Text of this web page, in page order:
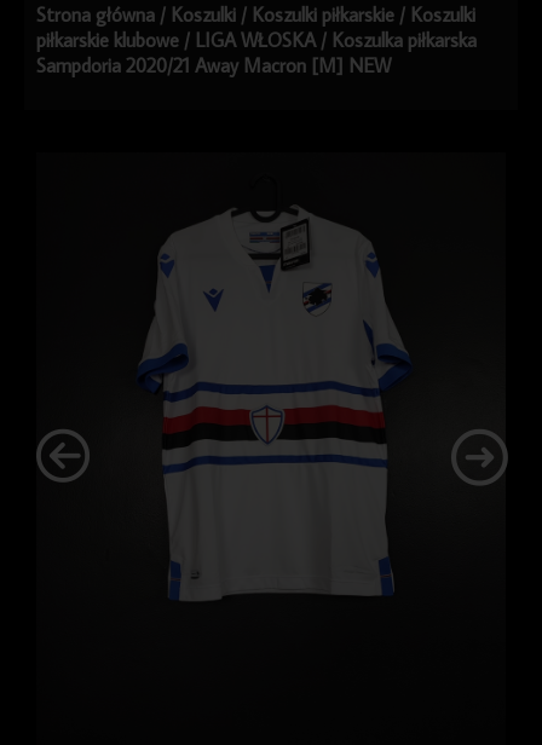
Strona główna / Koszulki / Koszulki piłkarskie / Koszulki
piłkarskie klubowe / LIGA WŁOSKA / Koszulka piłkarska
Sampdoria 2020/21 Away Macron [M] NEW